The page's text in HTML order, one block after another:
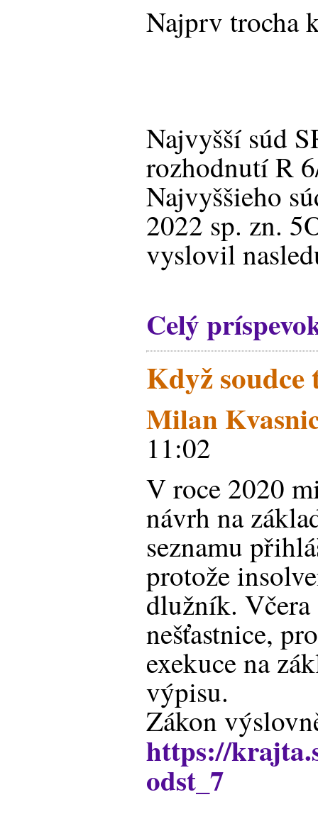
Najprv trocha
Najvyšší súd
rozhodnutí R
Najvyššieho
2022 sp. zn.
vyslovil
Celý
Když
Milan
11:02
V roce 2020
návrh na
seznamu
protože
dlužník. Včera
nešťastnice,
exekuce na
výpisu.
Zákon
https://
odst_7